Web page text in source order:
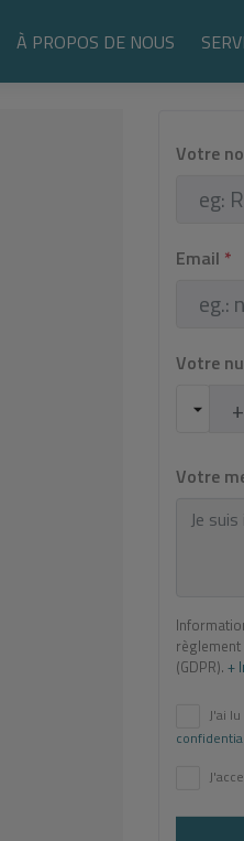
À PROPOS DE NOUS
Votre
Email *
Votre
Votre
(GDPR). +
J'ai